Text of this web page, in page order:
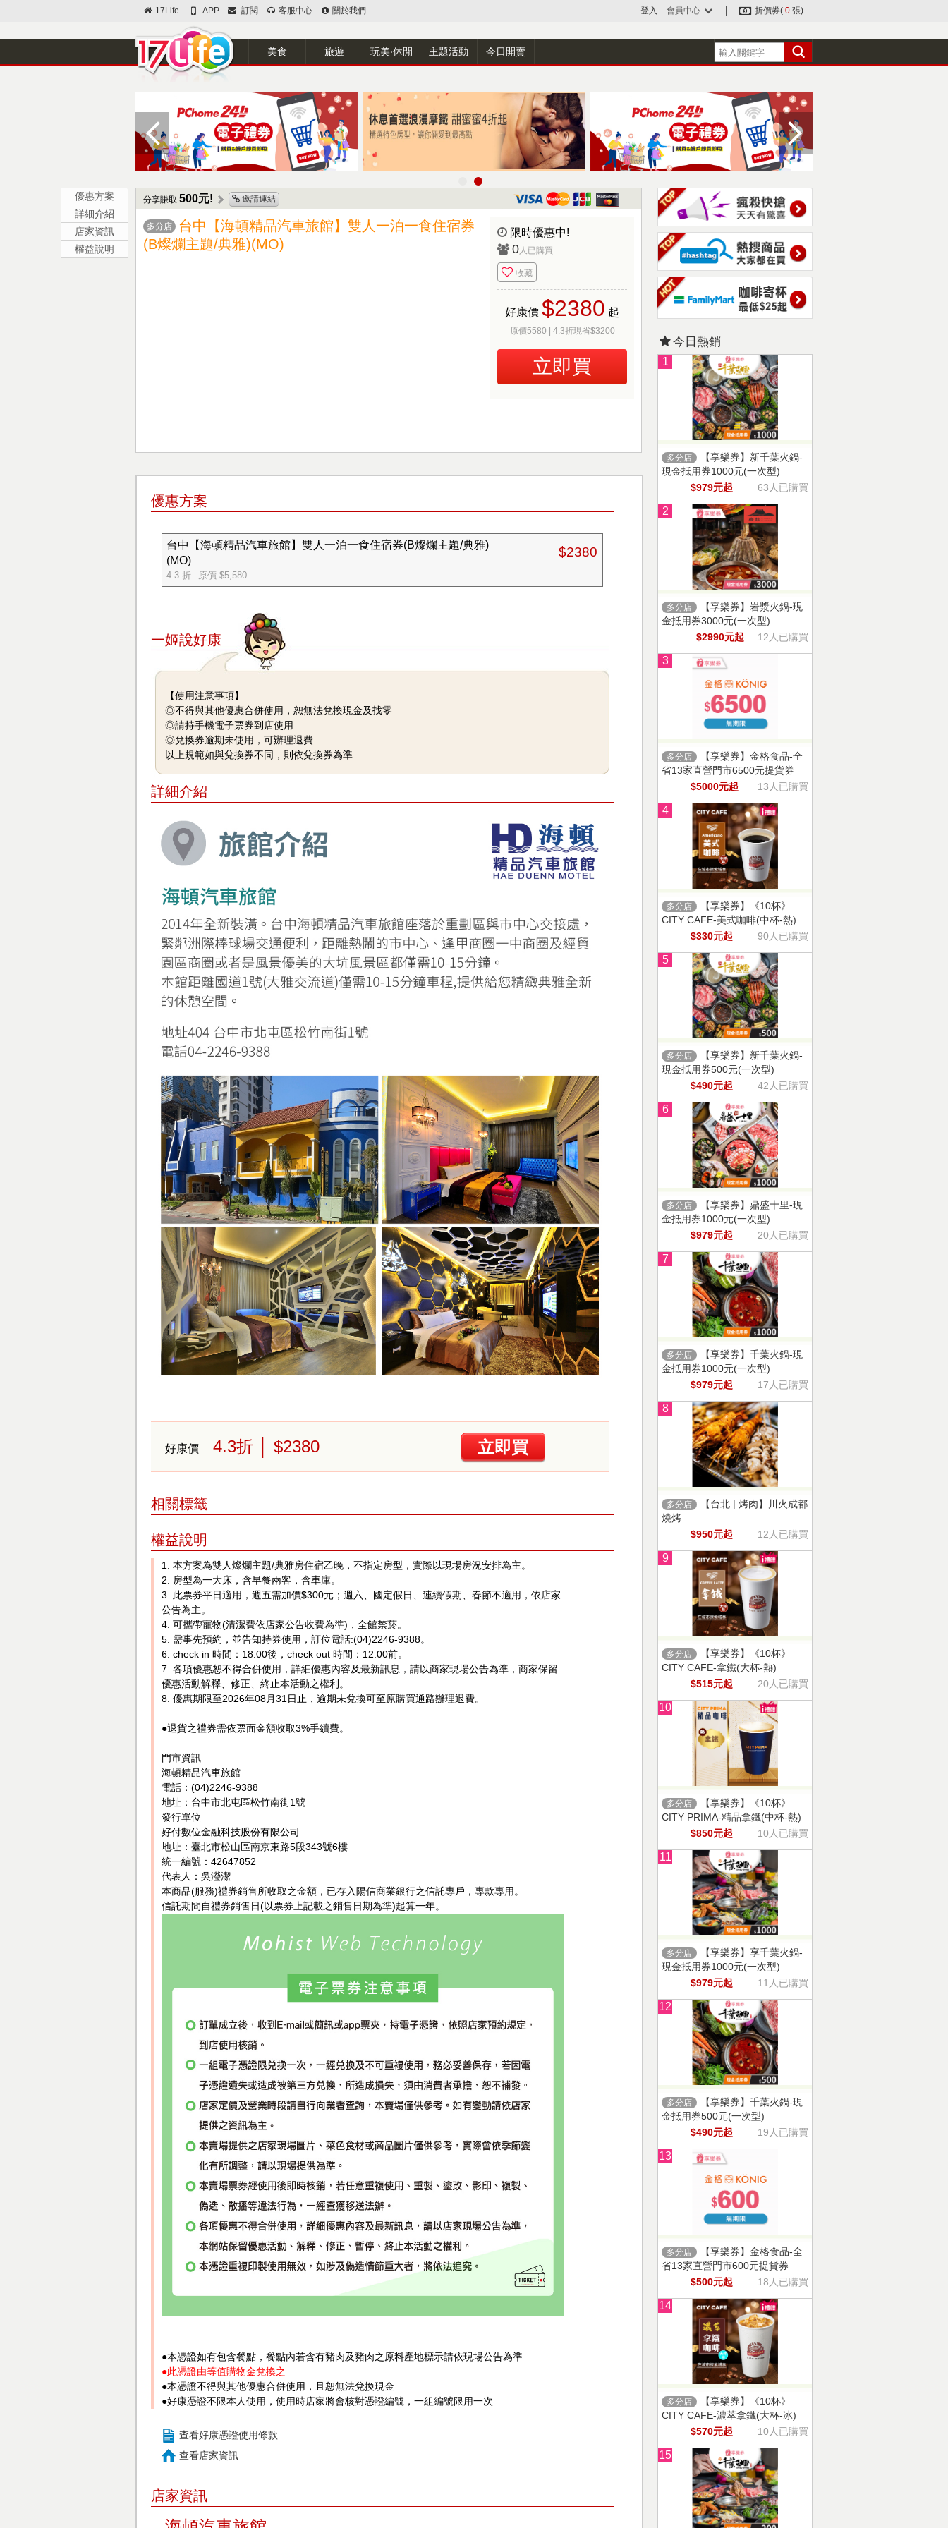
17Life APP 訂閱 客服中心 關於我們 登入 會員中心 折價券( 0 張)
美食 旅遊 玩美‧休閒 主題活動 今日開賣
優惠方案
詳細介紹
店家資訊
權益說明
分享賺取 500元! 邀請連結
多分店
台中【海頓精品汽車旅館】雙人一泊一食住宿券
(B燦爛主題/典雅)(MO)
限時優惠中!
0人已購買
收藏
好康價 $2380 起
原價5580 | 4.3折現省$3200
立即買
優惠方案
台中【海頓精品汽車旅館】雙人一泊一食住宿券(B燦爛主題/典雅)
(MO)
4.3 折 原價 $5,580
$2380
一姬說好康
【使用注意事項】
◎不得與其他優惠合併使用，恕無法兌換現金及找零
◎請持手機電子票券到店使用
◎兌換券逾期未使用，可辦理退費
以上規範如與兌換券不同，則依兌換券為準
詳細介紹
好康價 4.3折 │ $2380 立即買
相關標籤
權益說明
1. 本方案為雙人燦爛主題/典雅房住宿乙晚，不指定房型，實際以現場房況安排為主。
2. 房型為一大床，含早餐兩客，含車庫。
3. 此票券平日適用，週五需加價$300元；週六、國定假日、連續假期、春節不適用，依店家
公告為主。
4. 可攜帶寵物(清潔費依店家公告收費為準)，全館禁菸。
5. 需事先預約，並告知持券使用，訂位電話:(04)2246-9388。
6. check in 時間：18:00後，check out 時間：12:00前。
7. 各項優惠恕不得合併使用，詳細優惠內容及最新訊息，請以商家現場公告為準，商家保留
優惠活動解釋、修正、終止本活動之權利。
8. 優惠期限至2026年08月31日止，逾期未兌換可至原購買通路辦理退費。
●退貨之禮券需依票面金額收取3%手續費。
門市資訊
海頓精品汽車旅館
電話：(04)2246-9388
地址：台中市北屯區松竹南街1號
發行單位
好付數位金融科技股份有限公司
地址：臺北市松山區南京東路5段343號6樓
統一編號：42647852
代表人：吳瀅潔
本商品(服務)禮券銷售所收取之金額，已存入陽信商業銀行之信託專戶，專款專用。
信託期間自禮券銷售日(以票券上記載之銷售日期為準)起算一年。
●本憑證如有包含餐點，餐點內若含有豬肉及豬肉之原料產地標示請依現場公告為準
●此憑證由等值購物金兌換之
●本憑證不得與其他優惠合併使用，且恕無法兌換現金
●好康憑證不限本人使用，使用時店家將會核對憑證編號，一組編號限用一次
查看好康憑證使用條款
查看店家資訊
店家資訊
今日熱銷
1
多分店
【享樂券】新千葉火鍋-
現金抵用券1000元(一次型)
$979元起
63人已購買
2
多分店
【享樂券】岩漿火鍋-現
金抵用券3000元(一次型)
$2990元起
12人已購買
3
多分店
【享樂券】金格食品-全
省13家直營門市6500元提貨券
$5000元起
13人已購買
4
多分店
【享樂券】《10杯》
CITY CAFE-美式咖啡(中杯-熱)
$330元起
90人已購買
5
多分店
【享樂券】新千葉火鍋-
現金抵用券500元(一次型)
$490元起
42人已購買
6
多分店
【享樂券】鼎盛十里-現
金抵用券1000元(一次型)
$979元起
20人已購買
7
多分店
【享樂券】千葉火鍋-現
金抵用券1000元(一次型)
$979元起
17人已購買
8
多分店
【台北 | 烤肉】川火成都
燒烤
$950元起
12人已購買
9
多分店
【享樂券】《10杯》
CITY CAFE-拿鐵(大杯-熱)
$515元起
20人已購買
10
多分店
【享樂券】《10杯》
CITY PRIMA-精品拿鐵(中杯-熱)
$850元起
10人已購買
11
多分店
【享樂券】享千葉火鍋-
現金抵用券1000元(一次型)
$979元起
11人已購買
12
多分店
【享樂券】千葉火鍋-現
金抵用券500元(一次型)
$490元起
19人已購買
13
多分店
【享樂券】金格食品-全
省13家直營門市600元提貨券
$500元起
18人已購買
14
多分店
【享樂券】《10杯》
CITY CAFE-濃萃拿鐵(大杯-冰)
$570元起
10人已購買
15